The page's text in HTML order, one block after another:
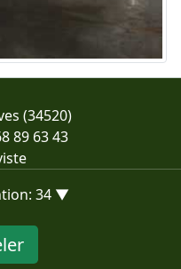
(34520)
89 63 43
34 ▼